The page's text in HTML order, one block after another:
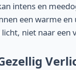
intens en
een warme en
niet naar een